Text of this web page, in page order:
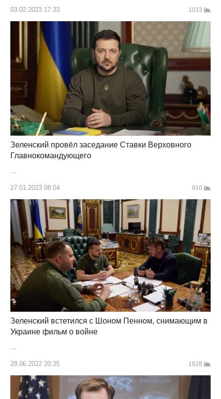
03.02.2023 17:33 1033
Зеленский провёл заседание Ставки Верховного
Главнокомандующего
…
27.01.2023 08:04 910
Зеленский встетился с Шоном Пенном, снимающим в
Украине фильм о войне
…
28.06.2022 20:35 1628